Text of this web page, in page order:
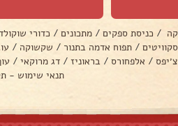
/ כניסת ספקים / מתכונים / כדורי
/ תפוח אדמה בתנור / שקשוקה /
/ אלפחורס / בראוניז / דג מרוקאי /
תנאי שימוש -